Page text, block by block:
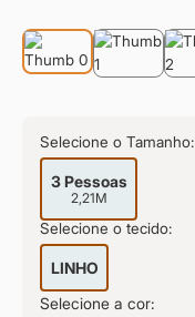
Selecione o Tamanho:
3 Pessoas
2,21M
Selecione o tecido:
LINHO
Selecione a cor:
6º
sofá canto
sevilha
prisma